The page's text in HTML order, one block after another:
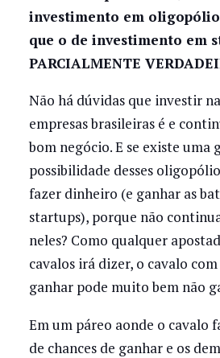
investimento em
que o de investimento em
PARCIALMENTE
Não há dúvidas que investir
empresas brasileiras é e
bom negócio. E se existe uma
possibilidade desses
fazer dinheiro (e ganhar as
startups), porque não
neles? Como qualquer
cavalos irá dizer, o cavalo
ganhar pode muito bem não
Em um páreo aonde o cavalo
de chances de ganhar e os